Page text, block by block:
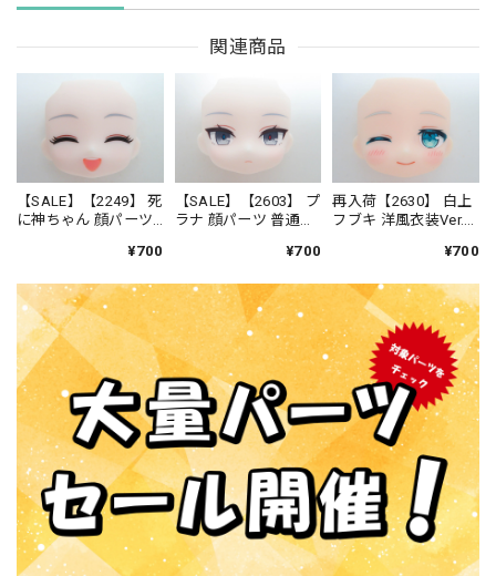
関連商品
【SALE】【2249】 死
に神ちゃん 顔パーツ
¥700
【SALE】【2603】 プ
ラナ 顔パーツ 普通
¥700
再入荷【2630】 白上
フブキ 洋風衣装Ver.
顔 ねんどろいど¥700